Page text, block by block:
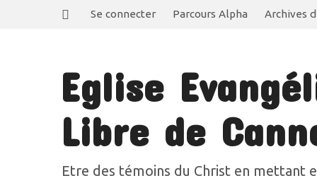
Se connecter Parcours Alpha Archives
Eglise
Libre de
Etre des témoins du Christ en mettant